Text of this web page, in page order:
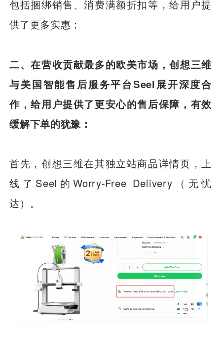
包括捆绑销售、消费满额折扣等，给用户提
供了更多实惠；
二、在营收贡献最多的欧美市场，创想三维
与美国智能售后服务平台Seel展开深度合
作，给用户提供了更安心的售后保障，有效
缓解下单的犹豫：
首先，创想三维在其独立站商品详情页，上
线了Seel的Worry-Free Delivery（无忧
达）。